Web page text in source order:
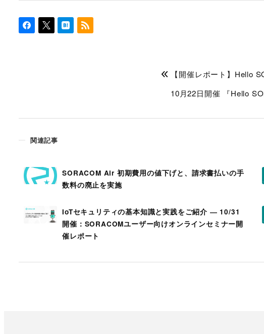
関連記事
SORACOM Air 初期費用の値下げと、請求書払いの手
数料の廃止を実施
IoTセキュリティの基本知識と実践をご紹介 ― 10/31
開催：SORACOMユーザー向けオンラインセミナー開
催レポート
【開催レポート】Hello
10月22日開催 『Hello